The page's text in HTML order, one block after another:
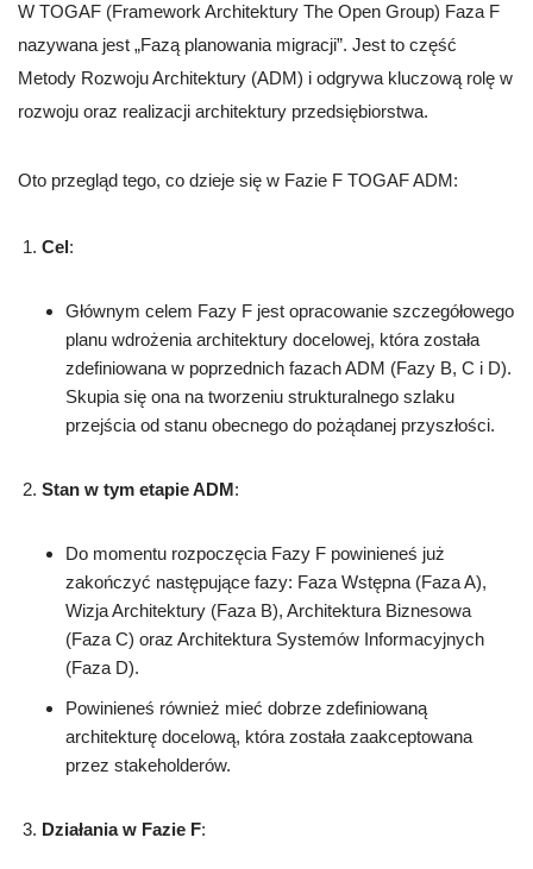
W TOGAF (Framework Architektury The Open Group) Faza F
nazywana jest „Fazą planowania migracji”. Jest to część
Metody Rozwoju Architektury (ADM) i odgrywa kluczową rolę w
rozwoju oraz realizacji architektury przedsiębiorstwa.
Oto przegląd tego, co dzieje się w Fazie F TOGAF ADM:
Cel:
Głównym celem Fazy F jest opracowanie szczegółowego
planu wdrożenia architektury docelowej, która została
zdefiniowana w poprzednich fazach ADM (Fazy B, C i D).
Skupia się ona na tworzeniu strukturalnego szlaku
przejścia od stanu obecnego do pożądanej przyszłości.
Stan w tym etapie ADM:
Do momentu rozpoczęcia Fazy F powinieneś już
zakończyć następujące fazy: Faza Wstępna (Faza A),
Wizja Architektury (Faza B), Architektura Biznesowa
(Faza C) oraz Architektura Systemów Informacyjnych
(Faza D).
Powinieneś również mieć dobrze zdefiniowaną
architekturę docelową, która została zaakceptowana
przez stakeholderów.
Działania w Fazie F: